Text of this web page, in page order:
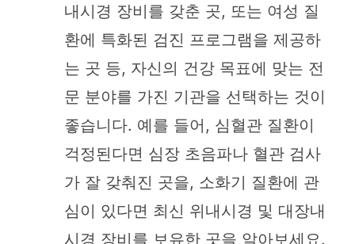
내시경 장비를 갖춘 곳, 또는 여성 질
환에 특화된 검진 프로그램을 제공하
는 곳 등, 자신의 건강 목표에 맞는 전
문 분야를 가진 기관을 선택하는 것이
좋습니다. 예를 들어, 심혈관 질환이
걱정된다면 심장 초음파나 혈관 검사
가 잘 갖춰진 곳을, 소화기 질환에 관
심이 있다면 최신 위내시경 및 대장내
시경 장비를 보유한 곳을 알아보세요.